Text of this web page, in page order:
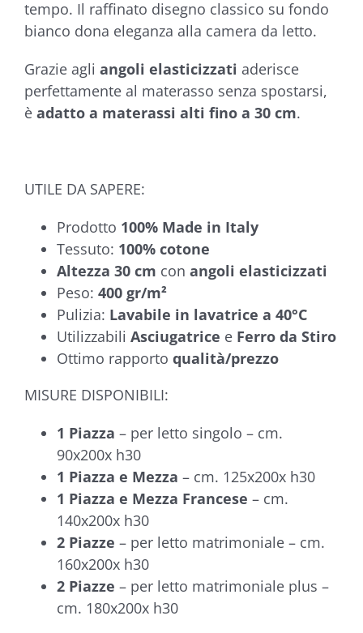
tempo. Il raffinato disegno classico su fondo
bianco dona eleganza alla camera da letto.
Grazie agli angoli elasticizzati aderisce
perfettamente al materasso senza spostarsi,
è adatto a materassi alti fino a 30 cm.
UTILE DA SAPERE:
Prodotto 100% Made in Italy
Tessuto: 100% cotone
Altezza 30 cm con angoli elasticizzati
Peso: 400 gr/m²
Pulizia: Lavabile in lavatrice a 40°C
Utilizzabili Asciugatrice e Ferro da Stiro
Ottimo rapporto qualità/prezzo
MISURE DISPONIBILI:
1 Piazza – per letto singolo – cm.
90x200x h30
1 Piazza e Mezza – cm. 125x200x h30
1 Piazza e Mezza Francese – cm.
140x200x h30
2 Piazze – per letto matrimoniale – cm.
160x200x h30
2 Piazze – per letto matrimoniale plus –
cm. 180x200x h30